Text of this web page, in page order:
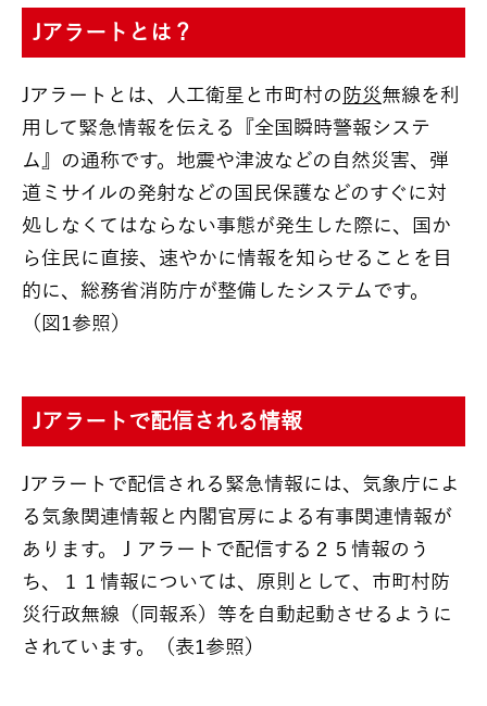
Jアラートとは？
Jアラートとは、人工衛星と市町村の 防災無線を利
用して緊急情報を伝える『全国瞬時警報システ
ム』の通称です。地震や津波などの自然災害、弾
道ミサイルの発射などの国民保護などのすぐに対
処しなくてはならない事態が発生した際に、国か
ら住民に直接、速やかに情報を知らせることを目
的に、総務省消防庁が整備したシステムです。
（図1参照）
Jアラートで配信される情報
Jアラートで配信される緊急情報には、気象庁によ
る気象関連情報と内閣官房による有事関連情報が
あります。Ｊアラートで配信する２５情報のう
ち、１１情報については、原則として、市町村防
災行政無線（同報系）等を自動起動させるように
されています。（表1参照）